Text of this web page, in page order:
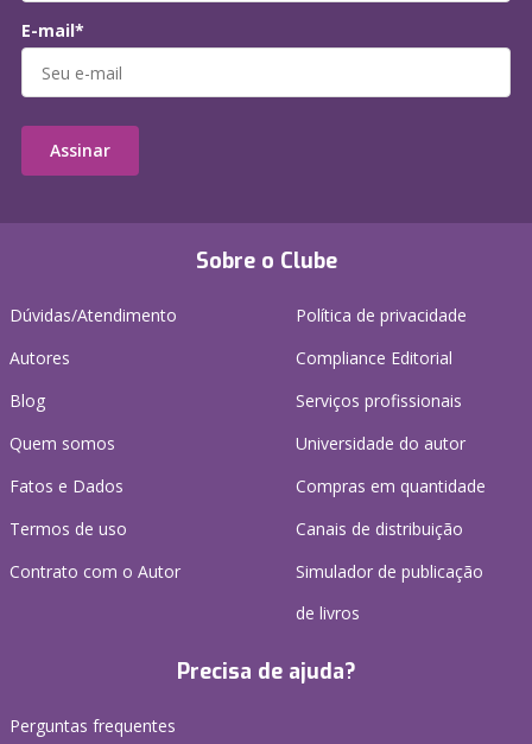
Sobre o Clube
Dúvidas/Atendimento
Autores
Blog
Quem somos
Fatos e Dados
Termos de uso
Contrato com o Autor
Política de privacidade
Compliance Editorial
Serviços profissionais
Universidade do autor
Compras em quantidade
Canais de distribuição
Simulador de publicação
de livros
Precisa de ajuda?
Perguntas frequentes
E-mail*
Assinar